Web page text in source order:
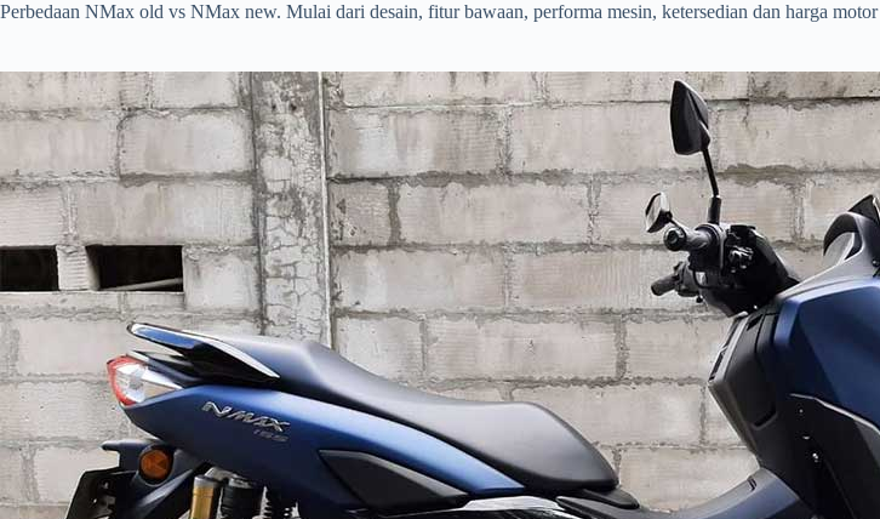
Perbedaan NMax old vs NMax new. Mulai dari desain, fitur bawaan, performa mesin, ketersedian dan harga motor